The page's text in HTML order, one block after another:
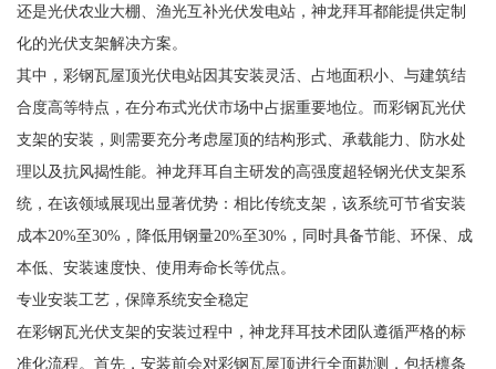
还是光伏农业大棚、渔光互补光伏发电站，神龙拜耳都能提供定制
化的光伏支架解决方案。
其中，彩钢瓦屋顶光伏电站因其安装灵活、占地面积小、与建筑结
合度高等特点，在分布式光伏市场中占据重要地位。而彩钢瓦光伏
支架的安装，则需要充分考虑屋顶的结构形式、承载能力、防水处
理以及抗风揭性能。神龙拜耳自主研发的高强度超轻钢光伏支架系
统，在该领域展现出显著优势：相比传统支架，该系统可节省安装
成本20%至30%，降低用钢量20%至30%，同时具备节能、环保、成
本低、安装速度快、使用寿命长等优点。
专业安装工艺，保障系统安全稳定
在彩钢瓦光伏支架的安装过程中，神龙拜耳技术团队遵循严格的标
准化流程。首先，安装前会对彩钢瓦屋顶进行全面勘测，包括檩条